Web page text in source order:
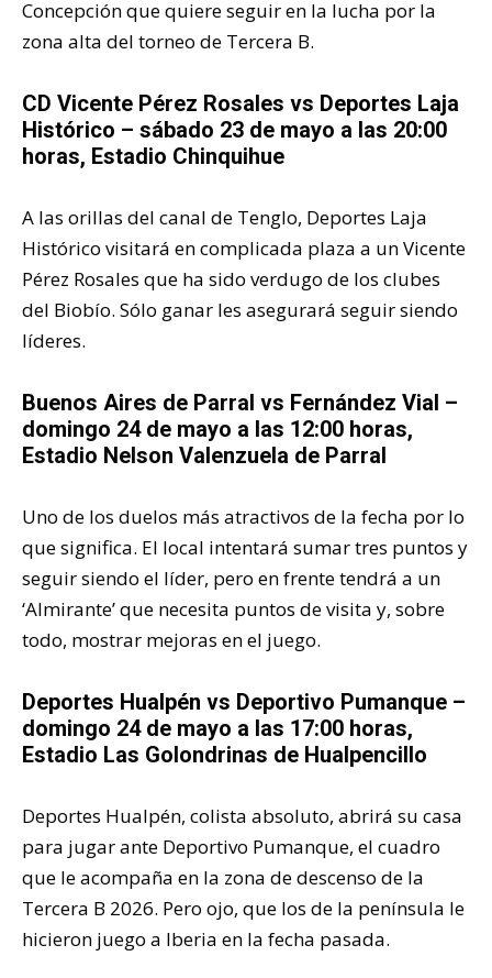
Concepción que quiere seguir en la lucha por la
zona alta del torneo de Tercera B.
CD Vicente Pérez Rosales vs Deportes Laja
Histórico – sábado 23 de mayo a las 20:00
horas, Estadio Chinquihue
A las orillas del canal de Tenglo, Deportes Laja
Histórico visitará en complicada plaza a un Vicente
Pérez Rosales que ha sido verdugo de los clubes
del Biobío. Sólo ganar les asegurará seguir siendo
líderes.
Buenos Aires de Parral vs Fernández Vial –
domingo 24 de mayo a las 12:00 horas,
Estadio Nelson Valenzuela de Parral
Uno de los duelos más atractivos de la fecha por lo
que significa. El local intentará sumar tres puntos y
seguir siendo el líder, pero en frente tendrá a un
‘Almirante’ que necesita puntos de visita y, sobre
todo, mostrar mejoras en el juego.
Deportes Hualpén vs Deportivo Pumanque –
domingo 24 de mayo a las 17:00 horas,
Estadio Las Golondrinas de Hualpencillo
Deportes Hualpén, colista absoluto, abrirá su casa
para jugar ante Deportivo Pumanque, el cuadro
que le acompaña en la zona de descenso de la
Tercera B 2026. Pero ojo, que los de la península le
hicieron juego a Iberia en la fecha pasada.